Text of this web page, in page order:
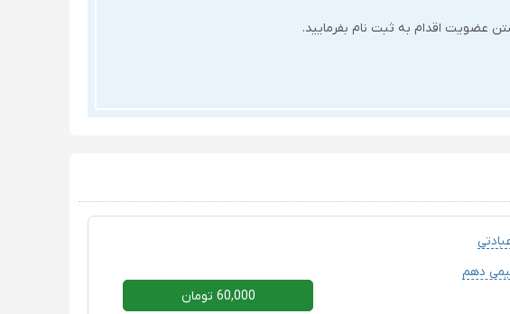
عضویت اقدام به ثبت نام بفرمایید.
دهم
60,000 تومان